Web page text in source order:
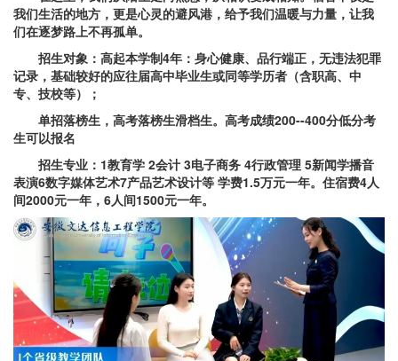
我们生活的地方，更是心灵的避风港，给予我们温暖与力量，让我
们在逐梦路上不再孤单。
招生对象： 高起本学制4年：身心健康、品行端正，无违法犯罪
记录，基础较好的应往届高中毕业生或同等学历者（含职高、中
专、技校等）；
单招落榜生，高考落榜生滑档生。高考成绩200--400分低分考
生可以报名
招生专业：1教育学 2会计 3电子商务 4行政管理 5新闻学播音
表演6数字媒体艺术7产品艺术设计等 学费1.5万元一年。住宿费4人
间2000元一年，6人间1500元一年。